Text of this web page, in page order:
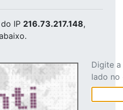
do IP 216.73.217.148,
Digite
lado no